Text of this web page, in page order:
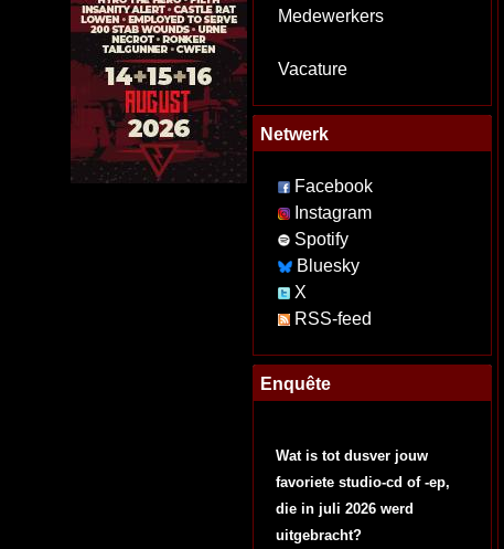
Medewerkers
Vacature
Netwerk
Facebook
Instagram
Spotify
Bluesky
X
RSS-feed
Enquête
Wat is tot dusver jouw
favoriete studio-cd of -ep,
die in juli 2026 werd
uitgebracht?